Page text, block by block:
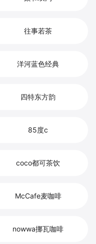
往事若茶
洋河蓝色经典
四特东方韵
85度c
coco都可茶饮
McCafe麦咖啡
nowwa挪瓦咖啡